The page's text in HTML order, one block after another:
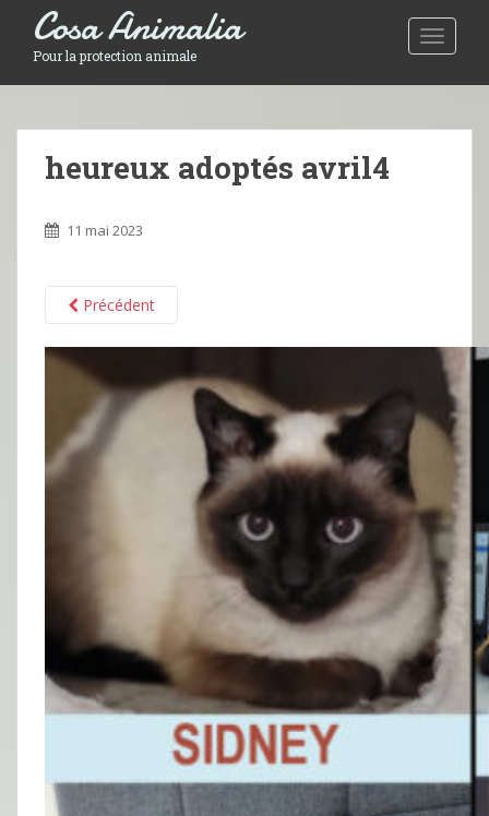
Toggle
Cosa Animalia
Pour la protection animale
heureux adoptés avril4
11 mai 2023
Précédent